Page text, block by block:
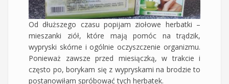
Od dłuższego czasu popijam ziołowe herbatki –
mieszanki ziół, które mają pomóc na trądzik,
wypryski skórne i ogólnie oczyszczenie organizmu.
Ponieważ zawsze przed miesiączką, w trakcie i
często po, borykam się z wypryskami na brodzie to
postanowiłam spróbować tych herbatek.